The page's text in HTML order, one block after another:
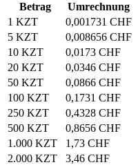
Betrag
Umrechnung
1 KZT
0,001731 CHF
5 KZT
0,008656 CHF
10 KZT
0,0173 CHF
20 KZT
0,0346 CHF
50 KZT
0,0866 CHF
100 KZT
0,1731 CHF
250 KZT
0,4328 CHF
500 KZT
0,8656 CHF
1.000 KZT
1,73 CHF
2.000 KZT
3,46 CHF